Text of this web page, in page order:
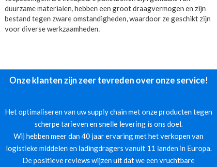
duurzame materialen, hebben een groot draagvermogen en zijn
bestand tegen zware omstandigheden, waardoor ze geschikt zijn
voor diverse werkzaamheden.
Onze klanten zijn zeer tevreden over onze service!
Het optimaliseren van uw supply chain met onze producten tegen
scherpe tarieven en snelle levering is ons doel.
Wij hebben meer dan 40 jaar ervaring met het verkopen van
logistieke middelen en ladingdragers vanuit 11 landen in Europa.
De positieve reviews wijzen uit dat we een vruchtbare